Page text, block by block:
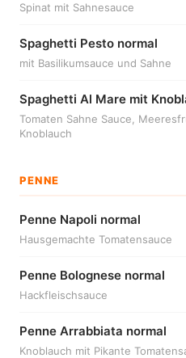
Spinat mit Sahnesauce
Spaghetti Pesto normal
mit Basilikumsauce und Sahne
Spaghetti Al Mare mit
Tomaten Sahne Sauce,
Knoblauch
PENNE
Penne Napoli normal
Hausgemachte Tomatensauce
Penne Bolognese normal
Hackfleischsauce
Penne Arrabbiata normal
Knoblauch mit Pikante